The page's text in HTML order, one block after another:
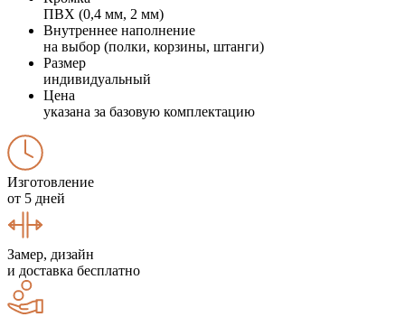
ПВХ (0,4 мм, 2 мм)
Внутреннее наполнение
на выбор (полки, корзины, штанги)
Размер
индивидуальный
Цена
указана за базовую комплектацию
Изготовление
от 5 дней
Замер, дизайн
и доставка бесплатно